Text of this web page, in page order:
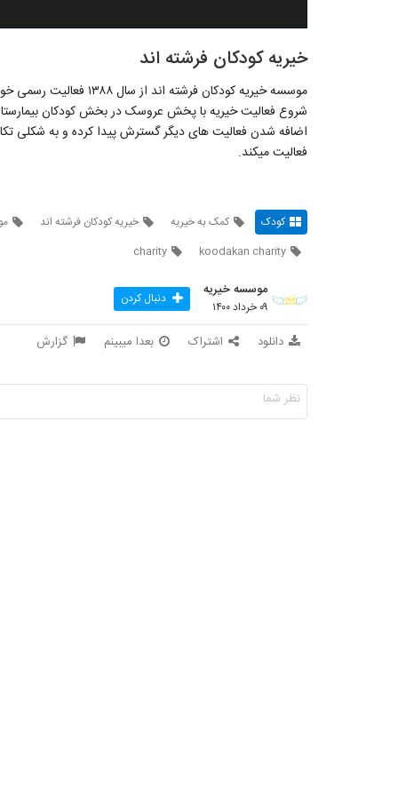
خیریه کودکان فرشته اند
موسسه خیریه کودکان فرشته اند از سال ۱۳۸۸ فعالیت رسمی خود را آغاز کرده است.
شروع فعالیت خیریه با پخش عروسک در بخش کودکان
اضافه شدن فعالیت های دیگر گسترش پیدا کرده و به شکلی
فعالیت میکند.
کودک کمک به خیریه خیریه کودکان فرشته اند
koodakan charity
charity
موسسه خیریه
۰۹ خرداد ۱۴۰۰ دنبال کردن
دانلود اشتراک بعدا میبینم گزارش